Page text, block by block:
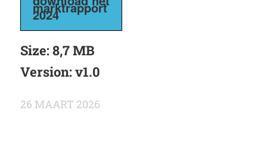
marktrapport
2024
Size: 8,7 MB
Version: v1.0
26 MAART 2026